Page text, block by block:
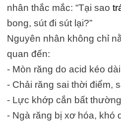
nhân thắc mắc: “Tại sao
bong, sút đi sút lại?”
Nguyên nhân không chỉ
quan đến:
- Mòn răng do acid kéo dài
- Chải răng sai thời điểm,
- Lực khớp cắn bất
- Ngà răng bị xơ hóa, khó